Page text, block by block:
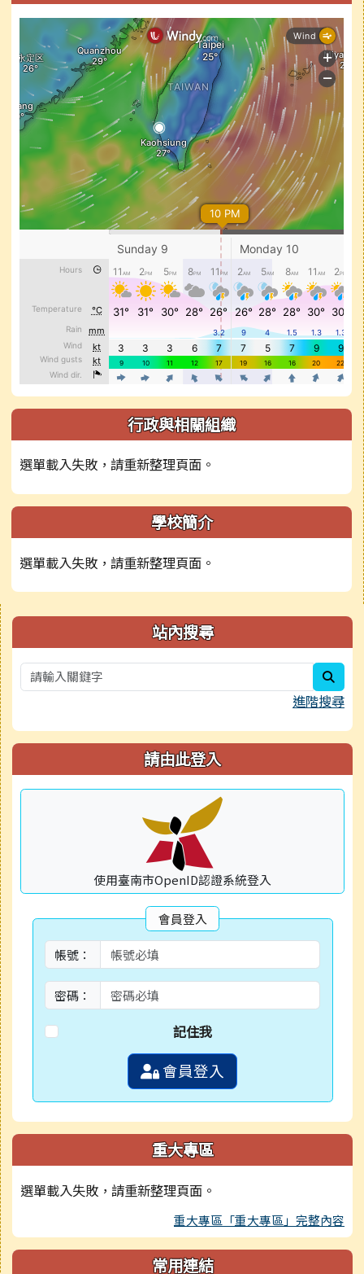
行政與相關組織
選單載入失敗，請重新整理頁面。
學校簡介
選單載入失敗，請重新整理頁面。
右邊區域內容 站內搜尋
進階搜尋
請由此登入
使用臺南市OpenID認證系統登入
會員登入
帳號：
密碼：
記住我
會員登入
重大專區
選單載入失敗，請重新整理頁面。
重大專區「重大專區」完整內容
常用連結